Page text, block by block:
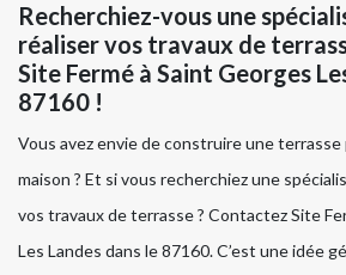
Recherchiez-vous une
réaliser vos travaux de
Site Fermé à Saint Georges
87160 !
Vous avez envie de construire une
maison ? Et si vous recherchiez une
vos travaux de terrasse ? Contactez Site
Les Landes dans le 87160. C’est une idée